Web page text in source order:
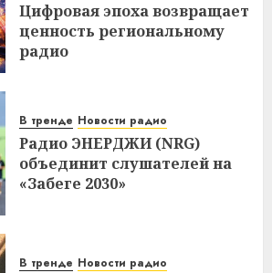
Цифровая эпоха возвращает
ценность региональному
радио
В тренде Новости радио
Радио ЭНЕРДЖИ (NRG)
объединит слушателей на
«Забеге 2030»
В тренде Новости радио